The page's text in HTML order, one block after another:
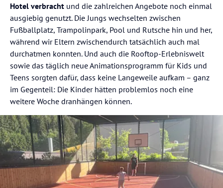
Hotel verbracht und die zahlreichen Angebote noch einmal
ausgiebig genutzt. Die Jungs wechselten zwischen
Fußballplatz, Trampolinpark, Pool und Rutsche hin und her,
während wir Eltern zwischendurch tatsächlich auch mal
durchatmen konnten. Und auch die Rooftop-Erlebniswelt
sowie das täglich neue Animationsprogramm für Kids und
Teens sorgten dafür, dass keine Langeweile aufkam – ganz
im Gegenteil: Die Kinder hätten problemlos noch eine
weitere Woche dranhängen können.